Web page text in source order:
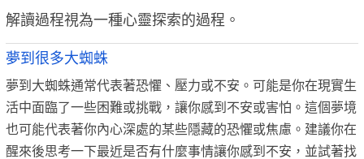
解讀過程視為一種心靈探索的過程。
夢到很多大蜘蛛
夢到大蜘蛛通常代表著恐懼、壓力或不安。可能是你在現實生
活中面臨了一些困難或挑戰，讓你感到不安或害怕。這個夢境
也可能代表著你內心深處的某些隱藏的恐懼或焦慮。建議你在
醒來後思考一下最近是否有什麼事情讓你感到不安，並試著找